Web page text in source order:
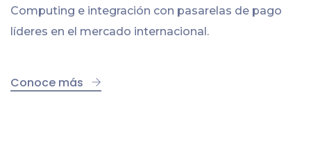
Computing e integración con pasarelas de pago
líderes en el mercado internacional.
Conoce más